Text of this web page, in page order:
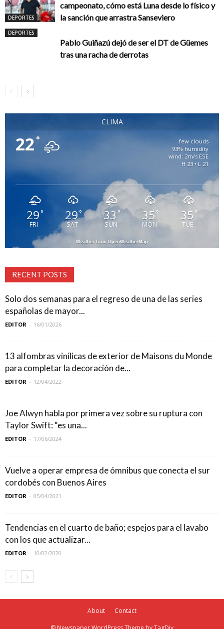
DEPORTES
campeonato, cómo está Luna desde lo físico y
la sanción que arrastra Sanseviero
DEPORTES
Pablo Guiñazú dejó de ser el DT de Güemes
tras una racha de derrotas
CLIMA
22 °
few clouds
93% humidity
wind: 2m/s ESE
H 23 • L 21
29°
FRI
29°
SAT
33 °
SUN
35 °
MON
35 °
TUE
Weather from OpenWeatherMap
RECENT POSTS
Solo dos semanas para el regreso de una de las series
españolas de mayor...
EDITOR - 16/01/2026
13 alfombras vinílicas de exterior de Maisons du Monde
para completar la decoración de...
EDITOR - 12/04/2022
Joe Alwyn habla por primera vez sobre su ruptura con
Taylor Swift: “es una...
EDITOR - 17/06/2024
Vuelve a operar empresa de ómnibus que conecta el sur
cordobés con Buenos Aires
EDITOR - 05/04/2021
Tendencias en el cuarto de baño; espejos para el lavabo
con los que actualizar...
EDITOR - 10/02/2020
About
Contact